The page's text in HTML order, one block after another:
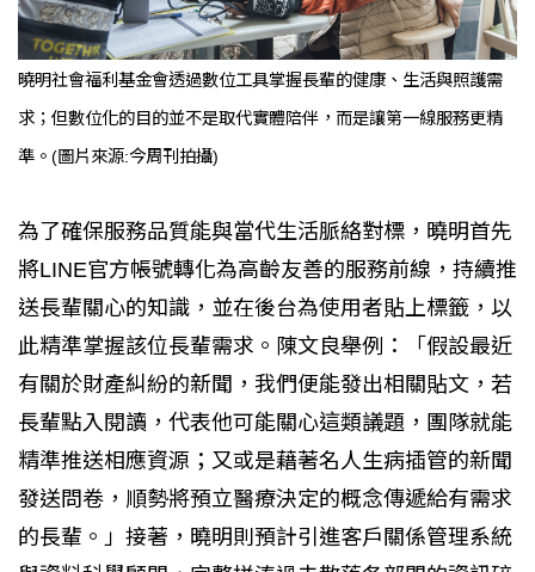
曉明社會福利基金會透過數位工具掌握長輩的健康、生活與照護需
求；但數位化的目的並不是取代實體陪伴，而是讓第一線服務更精
準。(圖片來源:今周刊拍攝)
為了確保服務品質能與當代生活脈絡對標，曉明首先
將LINE官方帳號轉化為高齡友善的服務前線，持續推
送長輩關心的知識，並在後台為使用者貼上標籤，以
此精準掌握該位長輩需求。陳文良舉例：「假設最近
有關於財產糾紛的新聞，我們便能發出相關貼文，若
長輩點入閱讀，代表他可能關心這類議題，團隊就能
精準推送相應資源；又或是藉著名人生病插管的新聞
發送問卷，順勢將預立醫療決定的概念傳遞給有需求
的長輩。」接著，曉明則預計引進客戶關係管理系統